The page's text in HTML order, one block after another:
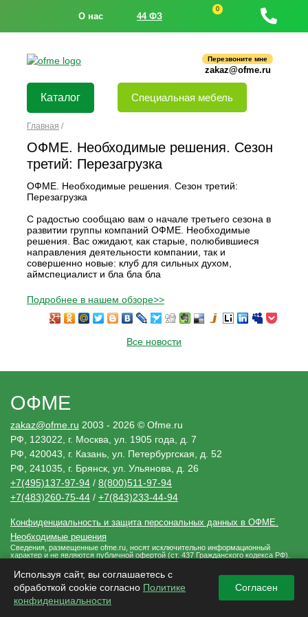
О нас 44 ФЗ
0
Перезвоните мне
zakaz@ofme.ru
Каталог Специальная мебель
Главная /
ОФМЕ. Необходимые решения. Сезон
третий: Перезагрузка
ОФМЕ. Необходимые решения. Сезон третий:
Перезагрузка
С радостью сообщаю вам о начале третьего сезона в
развитии группы компаний ОФМЕ. Необходимые
решения. Вас ожидают, как старые, полюбившиеся
направления деятельности компании, так и
совершенно новые: клуб для сильных духом,
аймспециалист и бла бла бла
Подробнее в нашем обзоре>>
Все новости
Конфиденциальность и защита персональных данных в ОФМЕ.
Необходимые решения
Сведения, размещенные ofme.ru, носят исключительно информационный
характер и не являются публичной офертой (ст. 437 Гражданского кодекса РФ).
электронной почте или контактным телефонам.
ОФМЕ
zakaz@ofme.ru 2003 - 2026 © Ofme.ru
РФ, 123022, г. Москва, ул. 1905 года, д. 7
РФ, 420043, г. Казань, ул. Петербургская, д. 52
РФ, 241035, г. Брянск, ул. Ульянова, д. 26
+7(495)137-97-94 / 8(800)511-97-94
+7(483)260-75-44 / +7(843)233-44-94
Используя сайт, вы соглашаетесь с
обработкой cookie согласно Политике
конфиденциальности
Согласен